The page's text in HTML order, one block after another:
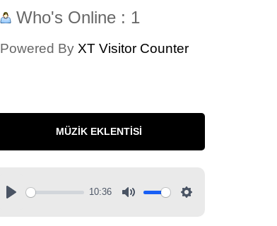
Who's Online : 1
Powered By XT Visitor Counter
MÜZIK EKLENTISI
10:36